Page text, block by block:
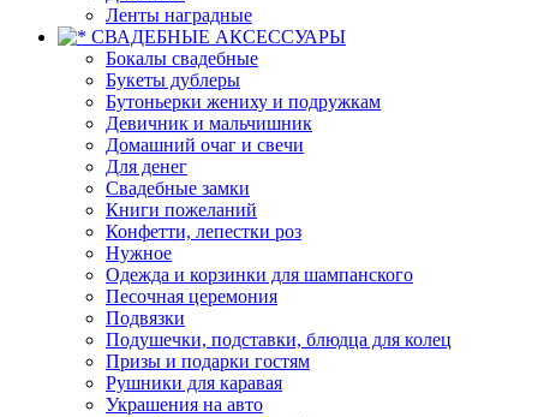
Ленты наградные
СВАДЕБНЫЕ АКСЕССУАРЫ
Бокалы свадебные
Букеты дублеры
Бутоньерки жениху и подружкам
Девичник и мальчишник
Домашний очаг и свечи
Для денег
Свадебные замки
Книги пожеланий
Конфетти, лепестки роз
Нужное
Одежда и корзинки для шампанского
Песочная церемония
Подвязки
Подушечки, подставки, блюдца для колец
Призы и подарки гостям
Рушники для каравая
Украшения на авто